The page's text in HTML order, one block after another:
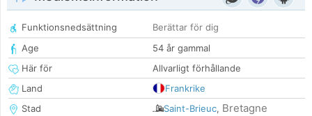
Funktionsnedsättning
Berättar för dig
Age
54 år gammal
Här för
Allvarligt förhållande
Land
Frankrike
Stad
Saint-Brieuc, Bretagne